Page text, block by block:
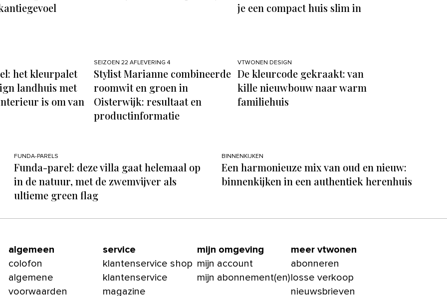
je een compact huis slim in
het kleurpalet
landhuis met
is om van
SEIZOEN 22 AFLEVERING 4
Stylist Marianne combineerde
roomwit en groen in
Oisterwijk: resultaat en
productinformatie
VTWONEN DESIGN
De kleurcode gekraakt: van
kille nieuwbouw naar warm
familiehuis
FUNDA-PARELS
Funda-parel: deze villa gaat helemaal op
in de natuur, met de zwemvijver als
ultieme green flag
BINNENKIJKEN
Een harmonieuze mix van oud en nieuw:
binnenkijken in een authentiek herenhuis
algemeen
colofon
algemene
voorwaarden
service
klantenservice shop
klantenservice
magazine
mijn omgeving
mijn account
mijn abonnement(en)
meer vtwonen
abonneren
losse verkoop
nieuwsbrieven